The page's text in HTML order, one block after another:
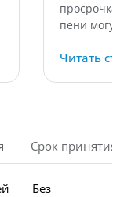
пени
Читать
Срок принятия
Без